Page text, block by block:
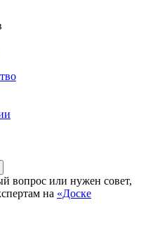
вопрос или нужен совет,
на «Доске